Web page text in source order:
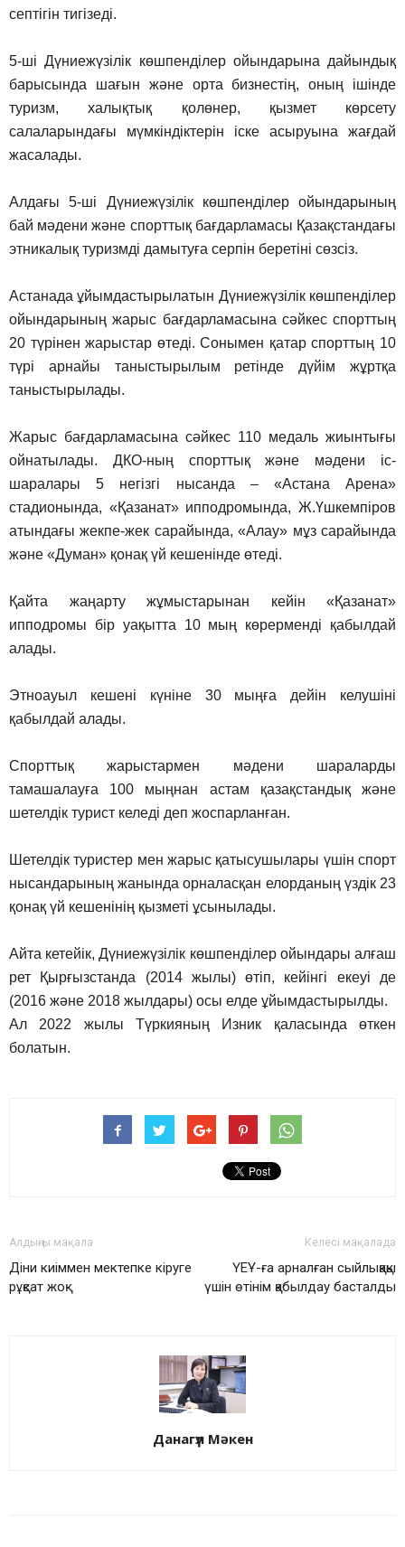
септігін тигізеді.
5-ші Дүниежүзілік көшпенділер ойындарына дайындық
барысында шағын және орта бизнестің, оның ішінде
туризм, халықтық қолөнер, қызмет көрсету
салаларындағы мүмкіндіктерін іске асыруына жағдай
жасалады.
Алдағы 5-ші Дүниежүзілік көшпенділер ойындарының
бай мәдени және спорттық бағдарламасы Қазақстандағы
этникалық туризмді дамытуға серпін беретіні сөзсіз.
Астанада ұйымдастырылатын Дүниежүзілік көшпенділер
ойындарының жарыс бағдарламасына сәйкес спорттың
20 түрінен жарыстар өтеді. Сонымен қатар спорттың 10
түрі арнайы таныстырылым ретінде дүйім жұртқа
таныстырылады.
Жарыс бағдарламасына сәйкес 110 медаль жиынтығы
ойнатылады. ДКО-ның спорттық және мәдени іс-
шаралары 5 негізгі нысанда – «Астана Арена»
стадионында, «Қазанат» ипподромында, Ж.Үшкемпіров
атындағы жекпе-жек сарайында, «Алау» мұз сарайында
және «Думан» қонақ үй кешенінде өтеді.
Қайта жаңарту жұмыстарынан кейін «Қазанат»
ипподромы бір уақытта 10 мың көрерменді қабылдай
алады.
Этноауыл кешені күніне 30 мыңға дейін келушіні
қабылдай алады.
Спорттық жарыстармен мәдени шараларды
тамашалауға 100 мыңнан астам қазақстандық және
шетелдік турист келеді деп жоспарланған.
Шетелдік туристер мен жарыс қатысушылары үшін спорт
нысандарының жанында орналасқан елорданың үздік 23
қонақ үй кешенінің қызметі ұсынылады.
Айта кетейік, Дүниежүзілік көшпенділер ойындары алғаш
рет Қырғызстанда (2014 жылы) өтіп, кейінгі екеуі де
(2016 және 2018 жылдары) осы елде ұйымдастырылды.
Ал 2022 жылы Түркияның Изник қаласында өткен
болатын.
Алдыңғы мақала
Діни киіммен мектепке кіруге
рұқсат жоқ
Келесі мақалада
ҮЕҰ-ға арналған сыйлықақы
үшін өтінім қабылдау басталды
Данагүл Мәкен